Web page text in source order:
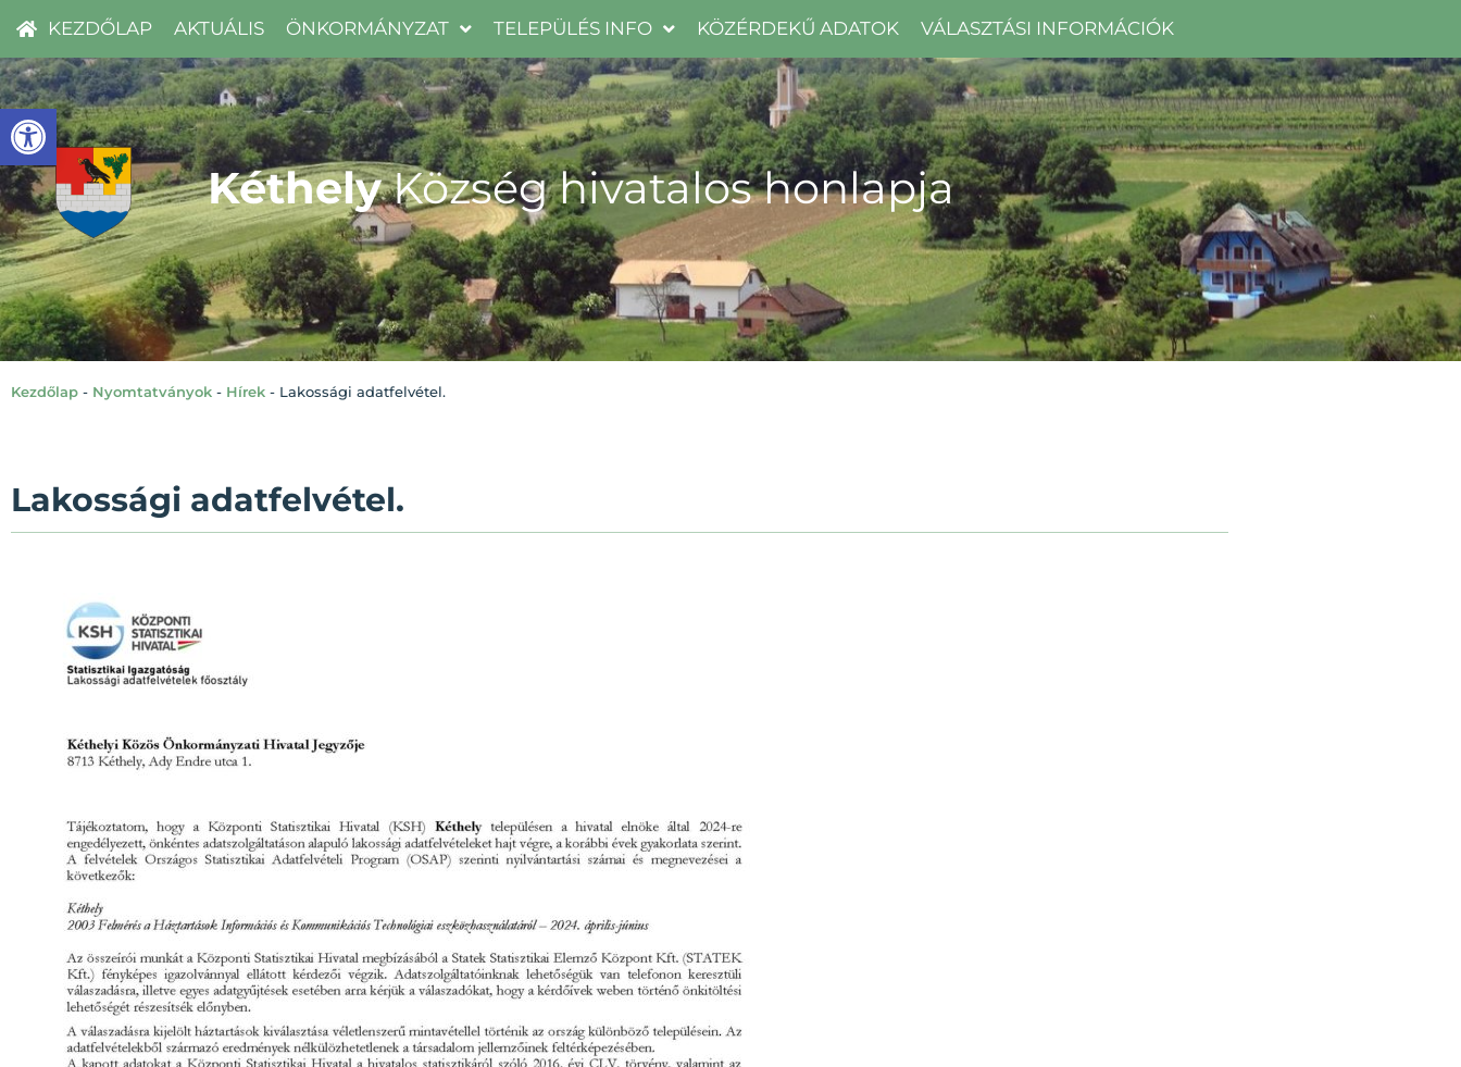
Eszköztár megnyitása
KEZDŐLAP AKTUÁLIS ÖNKORMÁNYZAT TELEPÜLÉS INFO KÖZÉRDEKŰ ADATOK VÁLASZTÁSI INFORMÁCIÓK
Kéthely Község hivatalos honlapja
Kezdőlap - Nyomtatványok - Hírek - Lakossági adatfelvétel.
Lakossági adatfelvétel.